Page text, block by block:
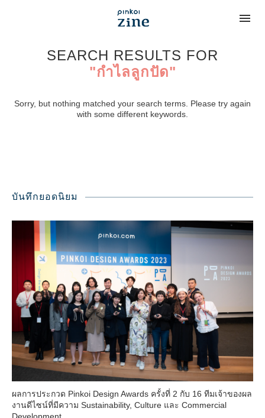
SEARCH RESULTS FOR
"กำไลลูกปัด"
Sorry, but nothing matched your search terms. Please try again
with some different keywords.
บันทึกยอดนิยม
ผลการประกวด Pinkoi Design Awards ครั้งที่ 2 กับ 16 ทีมเจ้าของผล
งานดีไซน์ที่มีความ Sustainability, Culture และ Commercial